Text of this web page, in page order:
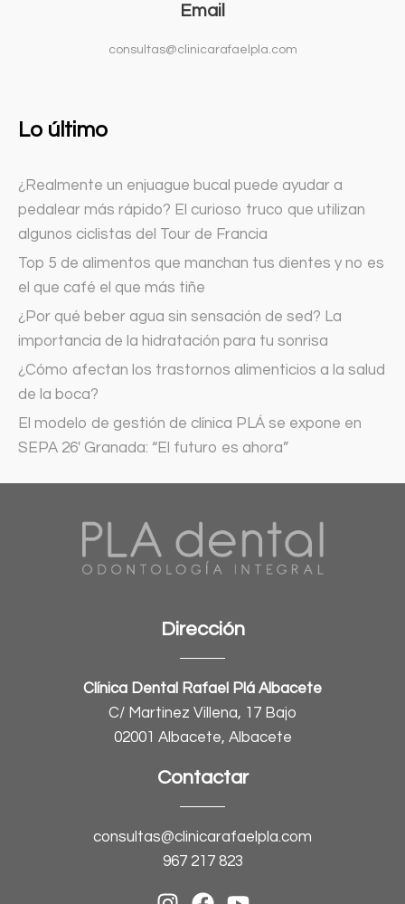
Email
consultas@clinicarafaelpla.com
Lo último
¿Realmente un enjuague bucal puede ayudar a
pedalear más rápido? El curioso truco que utilizan
algunos ciclistas del Tour de Francia
Top 5 de alimentos que manchan tus dientes y no es
el que café el que más tiñe
¿Por qué beber agua sin sensación de sed? La
importancia de la hidratación para tu sonrisa
¿Cómo afectan los trastornos alimenticios a la salud
de la boca?
El modelo de gestión de clínica PLÁ se expone en
SEPA 26′ Granada: “El futuro es ahora”
Dirección
Clínica Dental Rafael Plá Albacete
C/ Martinez Villena, 17 Bajo
02001 Albacete, Albacete
Contactar
consultas@clinicarafaelpla.com
967 217 823